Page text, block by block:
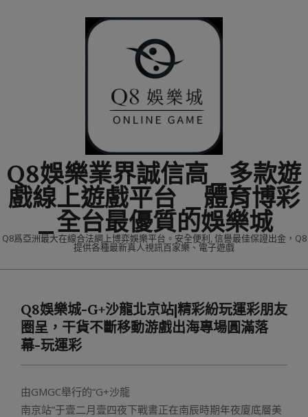
Q8娛樂業界誠信高_多款遊
戲線上遊戲平台 _體育博彩
_全台最優質的娛樂城
Q8爲亞洲最大在線合法網上博弈娛樂平台。安全便利, 信譽最佳保證出金，Q8
提供各種最新真人視訊百家樂、電子遊戲
MenuQ8娛樂城-G+沙龍北京站|精彩紛玩運彩朋友
圈呈，干貨不斷移動游戲出海專場圓滿落
幕-玩運彩
由GMGC舉行的“G+沙龍
南京站”于壹二月壹四夜下戰書正在南辰時期年夜廈底層美